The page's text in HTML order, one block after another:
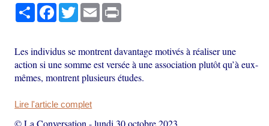
PartagerFacebook
TwitterEmail
Les individus se montrent davantage motivés à réaliser une
action si une somme est versée à une association plutôt qu’à eux-
mêmes, montrent plusieurs études.
Lire l'article complet
© La Conversation -lundi 30 octobre 2023